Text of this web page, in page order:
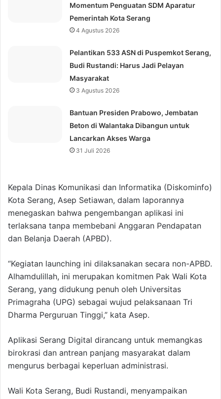
Momentum Penguatan SDM Aparatur
Pemerintah Kota Serang
4 Agustus 2026
Pelantikan 533 ASN di Puspemkot Serang,
Budi Rustandi: Harus Jadi Pelayan
Masyarakat
3 Agustus 2026
Bantuan Presiden Prabowo, Jembatan
Beton di Walantaka Dibangun untuk
Lancarkan Akses Warga
31 Juli 2026
Kepala Dinas Komunikasi dan Informatika (Diskominfo)
Kota Serang, Asep Setiawan, dalam laporannya
menegaskan bahwa pengembangan aplikasi ini
terlaksana tanpa membebani Anggaran Pendapatan
dan Belanja Daerah (APBD).
“Kegiatan launching ini dilaksanakan secara non-APBD.
Alhamdulillah, ini merupakan komitmen Pak Wali Kota
Serang, yang didukung penuh oleh Universitas
Primagraha (UPG) sebagai wujud pelaksanaan Tri
Dharma Perguruan Tinggi,” kata Asep.
Aplikasi Serang Digital dirancang untuk memangkas
birokrasi dan antrean panjang masyarakat dalam
mengurus berbagai keperluan administrasi.
Wali Kota Serang, Budi Rustandi, menyampaikan